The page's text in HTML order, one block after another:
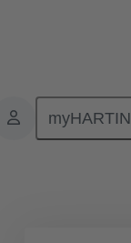
Producten